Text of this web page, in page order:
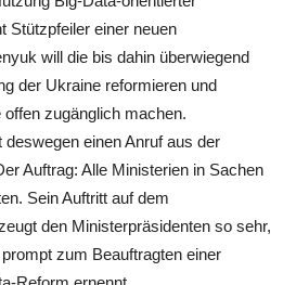
Stützpfeiler einer neuen
will die bis dahin überwiegend
der Ukraine reformieren und
zugänglich machen.
einen Anruf aus der
Auftrag: Alle Ministerien in Sachen
Sein Auftritt auf dem
den Ministerpräsidenten so sehr,
zum Beauftragten einer